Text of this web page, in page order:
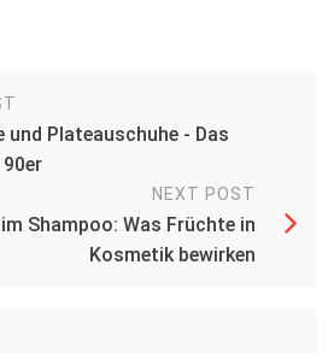
und Plateauschuhe - Das
NEXT POST
Shampoo: Was Früchte in
Kosmetik bewirken